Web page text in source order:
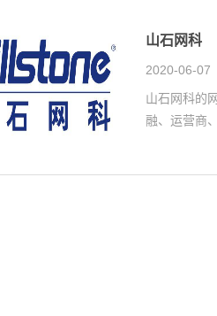
山石网科
2020-06-07
山石网科的
融、运营商